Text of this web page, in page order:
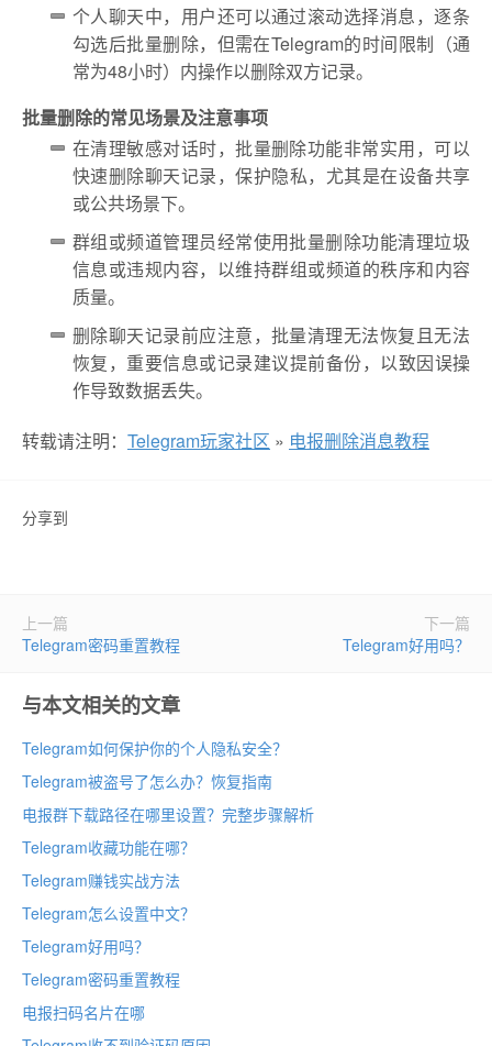
个人聊天中，用户还可以通过滚动选择消息，逐条
勾选后批量删除，但需在Telegram的时间限制（通
常为48小时）内操作以删除双方记录。
批量删除的常见场景及注意事项
在清理敏感对话时，批量删除功能非常实用，可以
快速删除聊天记录，保护隐私，尤其是在设备共享
或公共场景下。
群组或频道管理员经常使用批量删除功能清理垃圾
信息或违规内容，以维持群组或频道的秩序和内容
质量。
删除聊天记录前应注意，批量清理无法恢复且无法
恢复，重要信息或记录建议提前备份，以致因误操
作导致数据丢失。
转载请注明： Telegram玩家社区 » 电报删除消息教程
分享到
上一篇
Telegram密码重置教程
下一篇
Telegram好用吗？
与本文相关的文章
Telegram如何保护你的个人隐私安全？
Telegram被盗号了怎么办？恢复指南
电报群下载路径在哪里设置？完整步骤解析
Telegram收藏功能在哪？
Telegram赚钱实战方法
Telegram怎么设置中文？
Telegram好用吗？
Telegram密码重置教程
电报扫码名片在哪